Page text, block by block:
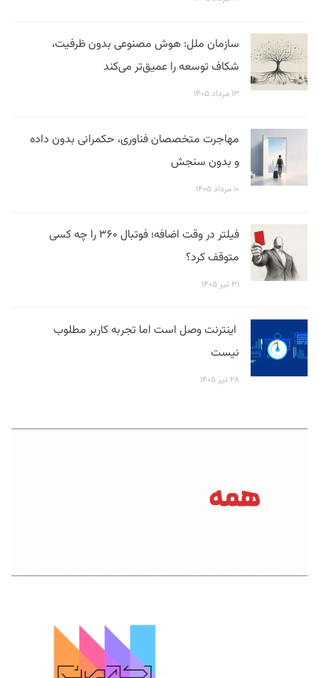
سازمان ملل: هوش مصنوعی بدون ظرفیت،
شکاف توسعه را عمیق‌تر می‌کند
۱۳ مرداد ۱۴۰۵
مهاجرت متخصصان فناوری، حکمرانی بدون داده
و بدون سنجش
۱۰ مرداد ۱۴۰۵
فیلتر در وقت اضافه؛ فوتبال ۳۶۰ را چه کسی
متوقف کرد؟
۳۱ تیر ۱۴۰۵
اینترنت وصل است اما تجربه کاربر مطلوب
نیست
۲۸ تیر ۱۴۰۵